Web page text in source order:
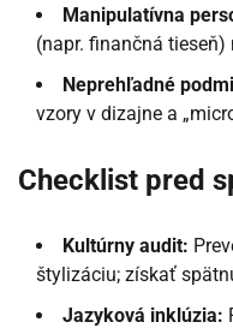
Manipulatívna
(napr. finančná tieseň)
Neprehľadné
vzory v dizajne a
Checklist pred
Kultúrny audit:
štylizáciu; získať
Jazyková inklúzia: